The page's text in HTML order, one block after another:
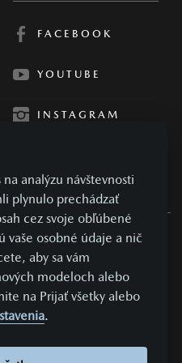
FACEBOOK
YOUTUBE
INSTAGRAM
analýzu návštevnosti
plynulo prechádzať
cez svoje obľúbené
vaše osobné údaje a nič
aby sa vám
modeloch alebo
na Prijať všetky alebo
.